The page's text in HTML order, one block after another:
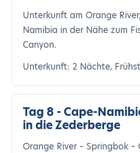
Unterkunft am Orange
Namibia in der Nähe zum
Canyon.
Unterkunft: 2 Nächte,
Tag 8 - Cape-
in die Zederberge
Orange River – Springbok –